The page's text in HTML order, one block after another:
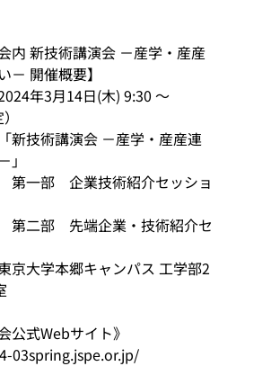
内 新技術講演会 －産学・産産
－ 開催概要】
年3月14日(木) 9:30 ～
新技術講演会 －産学・産産連
」
企業技術紹介セッショ
先端企業・技術紹介セ
京大学本郷キャンパス 工学部2
公式Webサイト》
03spring.jspe.or.jp/